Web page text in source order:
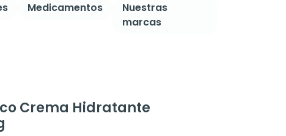
Medicamentos
Nuestras
marcas
Crema Hidratante